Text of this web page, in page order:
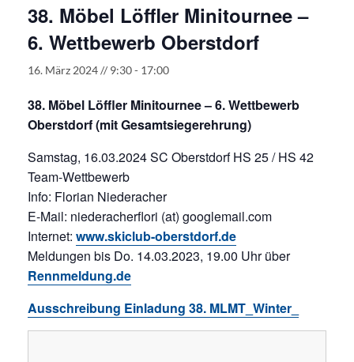
38. Möbel Löffler Minitournee –
6. Wettbewerb Oberstdorf
16. März 2024 // 9:30- 17:00
38. Möbel Löffler Minitournee – 6. Wettbewerb
Oberstdorf (mit Gesamtsiegerehrung)
Samstag, 16.03.2024 SC Oberstdorf HS 25 / HS 42
Team-Wettbewerb
Info: Florian Niederacher
E-Mail: niederacherflori (at) googlemail.com
Internet: www.skiclub-oberstdorf.de
Meldungen bis Do. 14.03.2023, 19.00 Uhr über
Rennmeldung.de
Ausschreibung Einladung 38. MLMT_Winter_